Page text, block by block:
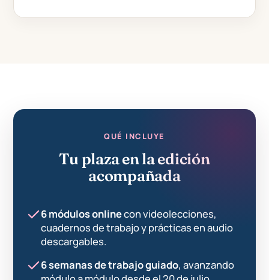
QUÉ INCLUYE
Tu plaza en la edición
acompañada
6 módulos onlinecon videolecciones,
cuadernos de trabajo y prácticas en audio
descargables.
6 semanas de trabajo guiado, avanzando